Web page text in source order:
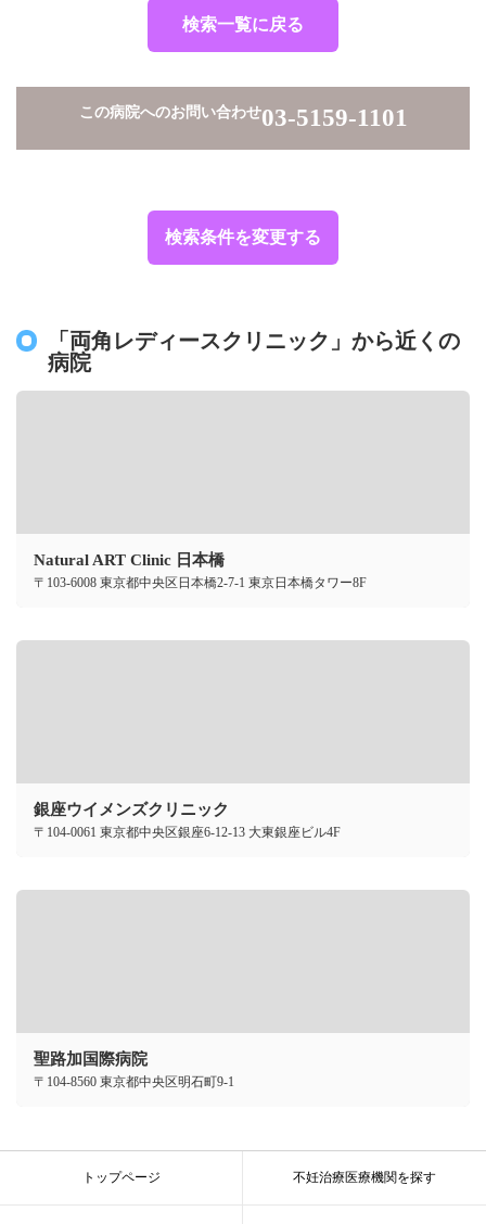
検索条件を変更する
検索一覧に戻る
この病院へのお問い合わせ03-5159-1101
「両角レディースクリニック」から近くの
病院
Natural ART Clinic 日本橋
〒103-6008 東京都中央区日本橋2-7-1 東京日本橋タワー8F
銀座ウイメンズクリニック
〒104-0061 東京都中央区銀座6-12-13 大東銀座ビル4F
聖路加国際病院
〒104-8560 東京都中央区明石町9-1
トップページ 不妊治療医療機関を探す